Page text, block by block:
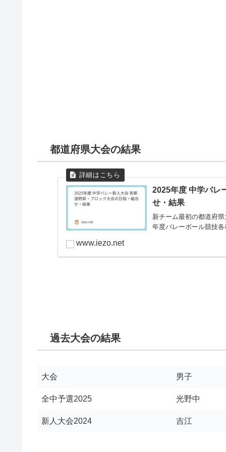
都道府県大会の結果
2025年度 中学バレ
せ・結果
新チーム最初の都道府
年度バレーボール競技
www.iezo.net
過去大会の結果
大会 男子
全中予選2025 光野中
新人大会2024 吉江